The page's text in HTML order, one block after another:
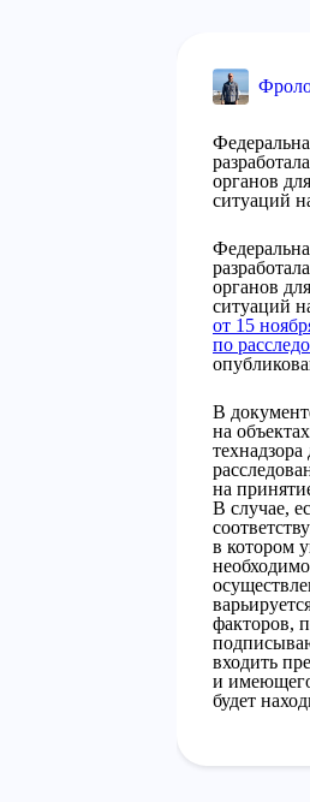
органов
ситуаций
органов
ситуаций
от 15
по
В
на
на
В случае,
в котором
факторов,
входить
и имеющего
будет